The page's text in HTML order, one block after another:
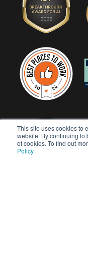
This site uses cookies to
website. By continuing to
of cookies. To find out
Policy